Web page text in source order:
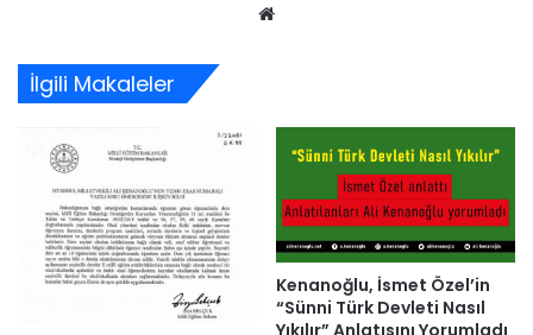
İlgili Makaleler
Kenanoğlu, İsmet Özel’in
“Sünni Türk Devleti Nasıl
Yıkılır” Anlatısını Yorumladı